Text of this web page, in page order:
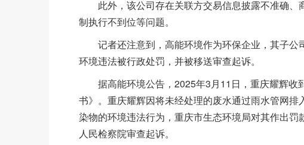
此外，该公司存在关联方交易信息披露不准确、
制执行不到位等问题。
记者还注意到，高能环境作为环保企业，其子公
环境违法被行政处罚，并被移送审查起诉。
据高能环境公告，2025年3月11日，重庆耀辉收
书》。重庆耀辉因将未经处理的废水通过雨水管网
染物的环境违法行为，重庆市生态环境局对其作出
人民检察院审查起诉。